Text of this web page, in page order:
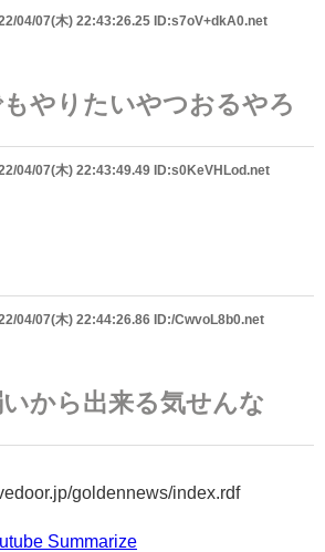
04/07(木) 22:43:26.25 ID:s7oV+dkA0.net
やりたいやつおるやろ
04/07(木) 22:43:49.49 ID:s0KeVHLod.net
04/07(木) 22:44:26.86 ID:/CwvoL8b0.net
から出来る気せんな
goldennews/index.rdf
Summarize